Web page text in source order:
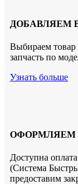
ДОБАВЛЯЕМ
Выбираем товар
запчасть по
Узнать больше
ОФОРМЛЯЕМ
Доступна
(Система
предоставим